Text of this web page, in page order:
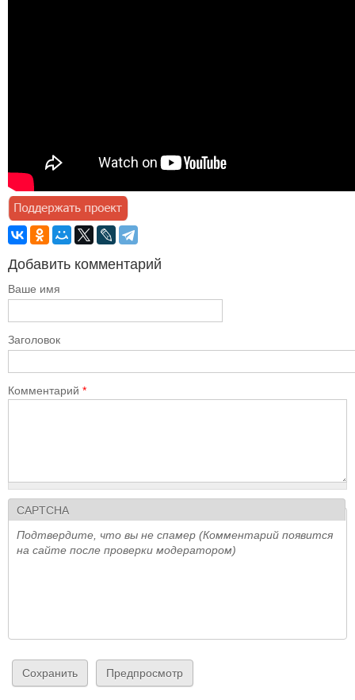
Добавить комментарий
Ваше имя
Заголовок
Комментарий *
CAPTCHA
Подтвердите, что вы не спамер (Комментарий появится
на сайте после проверки модератором)